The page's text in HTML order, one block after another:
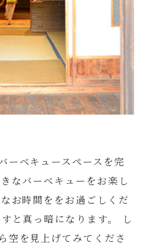
ーベキュースペースを完
なバーベキューをお楽し
お時間ををお過ごしくだ
と真っ暗になります。
し
空を見上げてみてくださ